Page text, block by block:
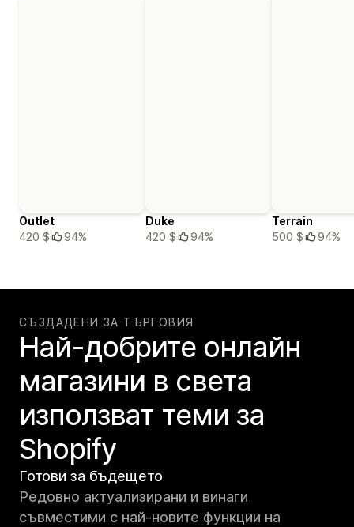
Outlet
420 $
94%
Duke
420 $
94%
Terrain
500 $
94%
СЪЗДАДЕНИ ЗА ТЪРГОВИЯ
Най-добрите онлайн
магазини в света
използват теми за
Shopify
Готови за бъдещето
Редовно актуализирани и винаги
съвместими с най-новите функции на